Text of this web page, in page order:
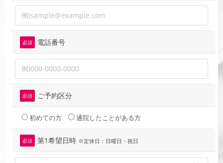
必須 電話番号
必須 ご予約区分
初めての方 通院したことがある方
必須 第1希望日時 ※定休日：日曜日・祝日